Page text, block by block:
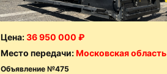
Цена:36 950 000 ₽
Место передачи:Московская область
Объявление №475